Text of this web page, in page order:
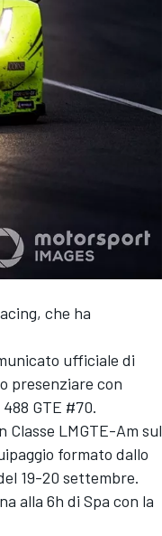
che ha
ufficiale di
presenziare con
GTE #70.
Classe LMGTE-Am sul
formato dallo
19-20 settembre.
alla 6h di Spa con la